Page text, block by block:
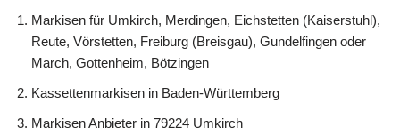
Markisen für Umkirch, Merdingen, Eichstetten (Kaiserstuhl),
Reute, Vörstetten, Freiburg (Breisgau), Gundelfingen oder
March, Gottenheim, Bötzingen
Kassettenmarkisen in Baden-Württemberg
Markisen Anbieter in 79224 Umkirch